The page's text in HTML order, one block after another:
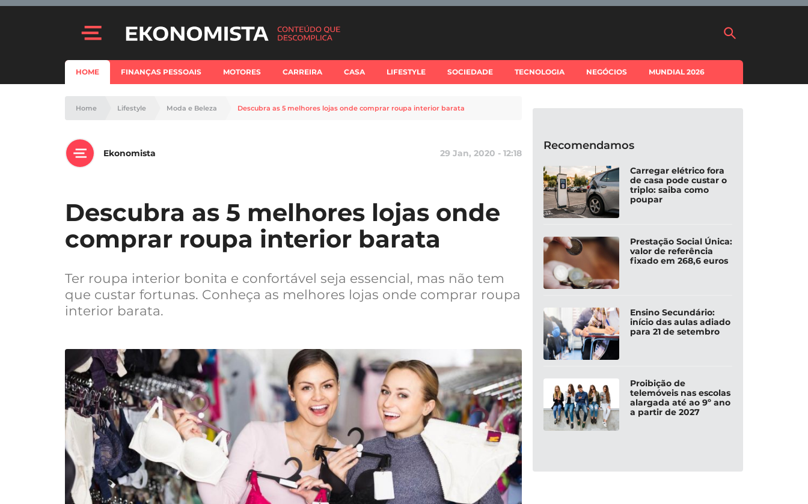
HOME FINANÇAS PESSOAIS MOTORES CARREIRA CASA LIFESTYLE SOCIEDADE TECNOLOGIA NEGÓCIOS MUNDIAL 2026
Home Lifestyle Moda e Beleza Descubra as 5 melhores lojas onde comprar roupa interior barata
Ekonomista 29 Jan, 2020 - 12:18
Descubra as 5 melhores lojas onde
comprar roupa interior barata
Ter roupa interior bonita e confortável seja essencial, mas não tem
que custar fortunas. Conheça as melhores lojas onde comprar roupa
interior barata.
Recomendamos
Carregar elétrico fora
de casa pode custar o
triplo: saiba como
poupar
Prestação Social Única:
valor de referência
fixado em 268,6 euros
Ensino Secundário:
início das aulas adiado
para 21 de setembro
Proibição de
telemóveis nas escolas
alargada até ao 9º ano
a partir de 2027